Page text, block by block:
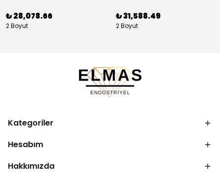
₺ 28,078.66
2 Boyut
₺ 31,588.49
2 Boyut
Kategoriler
Hesabım
Hakkımızda